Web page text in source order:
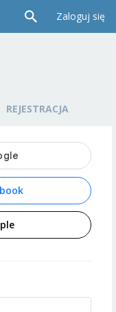
Zaloguj się
REJESTRACJA